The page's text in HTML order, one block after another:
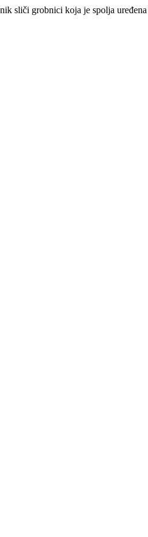
sliči grobnici koja je spolja